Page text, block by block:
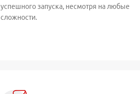
успешного запуска, несмотря на любые
сложности.